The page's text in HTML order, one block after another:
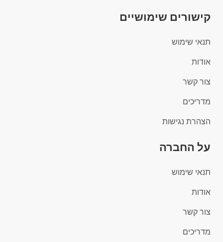
קישורים שימושיים
תנאי שימוש
אודות
צור קשר
מדריכים
הצהרת נגישות
על החברה
תנאי שימוש
אודות
צור קשר
מדריכים